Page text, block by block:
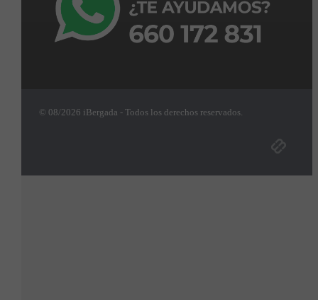
© 08/2026 iBergada - Todos los derechos reservados.